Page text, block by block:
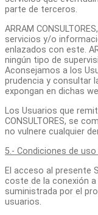
parte de terceros.
ARRAM
servicios y/o
enlazados con este.
ningún tipo de
Aconsejamos a los
prudencia y consultar
expongan en dichas
Los Usuarios que
CONSULTORES, se
no vulnere cualquier
5.- Condiciones de
El acceso al presente
coste de la conexión
suministrada por el
usuarios.